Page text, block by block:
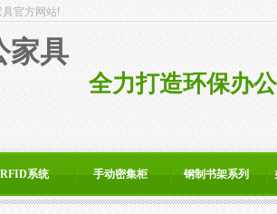
官方网站!
全力打造环保办
RFID系统 手动密集柜 钢制书架系列